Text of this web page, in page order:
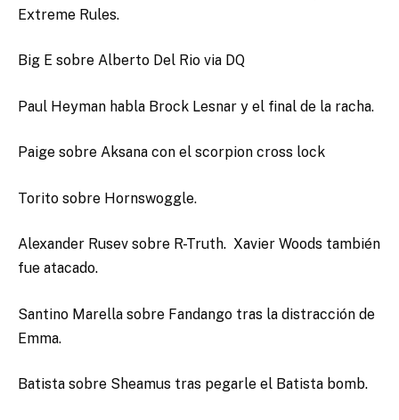
Extreme Rules.
Big E sobre Alberto Del Rio via DQ
Paul Heyman habla Brock Lesnar y el final de la racha.
Paige sobre Aksana con el scorpion cross lock
Torito sobre Hornswoggle.
Alexander Rusev sobre R-Truth. Xavier Woods también
fue atacado.
Santino Marella sobre Fandango tras la distracción de
Emma.
Batista sobre Sheamus tras pegarle el Batista bomb.